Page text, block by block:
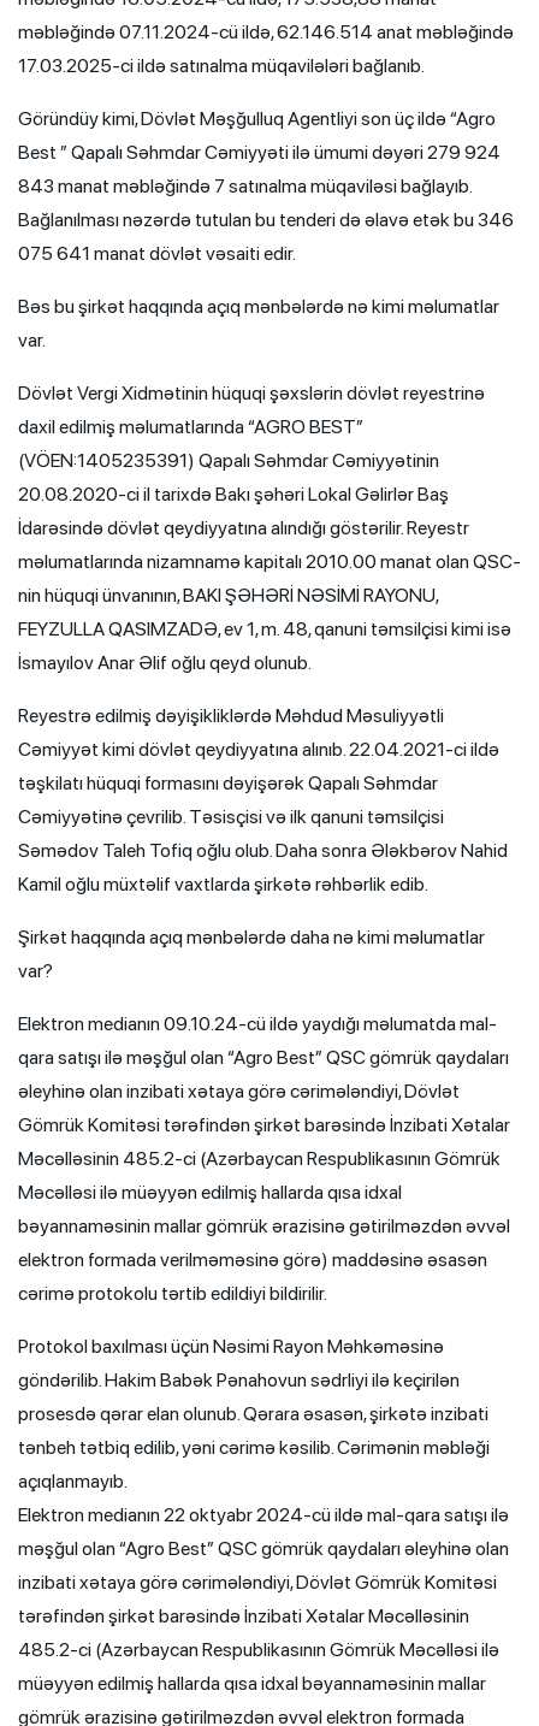
məbləğində 07.11.2024-cü ildə, 62.146.514 anat məbləğində
17.03.2025-ci ildə satınalma müqavilələri bağlanıb.
Göründüy kimi, Dövlət Məşğulluq Agentliyi son üç ildə “Agro
Best ” Qapalı Səhmdar Cəmiyyəti ilə ümumi dəyəri 279 924
843 manat məbləğində 7 satınalma müqaviləsi bağlayıb.
Bağlanılması nəzərdə tutulan bu tenderi də əlavə etək bu 346
075 641 manat dövlət vəsaiti edir.
Bəs bu şirkət haqqında açıq mənbələrdə nə kimi məlumatlar
var.
Dövlət Vergi Xidmətinin hüquqi şəxslərin dövlət reyestrinə
daxil edilmiş məlumatlarında “AGRO BEST”
(VÖEN:1405235391) Qapalı Səhmdar Cəmiyyətinin
20.08.2020-ci il tarixdə Bakı şəhəri Lokal Gəlirlər Baş
İdarəsində dövlət qeydiyyatına alındığı göstərilir. Reyestr
məlumatlarında nizamnamə kapitalı 2010.00 manat olan QSC-
nin hüquqi ünvanının, BAKI ŞƏHƏRİ NƏSİMİ RAYONU,
FEYZULLA QASIMZADƏ, ev 1, m. 48, qanuni təmsilçisi kimi isə
İsmayılov Anar Əlif oğlu qeyd olunub.
Reyestrə edilmiş dəyişikliklərdə Məhdud Məsuliyyətli
Cəmiyyət kimi dövlət qeydiyyatına alınıb. 22.04.2021-ci ildə
təşkilatı hüquqi formasını dəyişərək Qapalı Səhmdar
Cəmiyyətinə çevrilib. Təsisçisi və ilk qanuni təmsilçisi
Səmədov Taleh Tofiq oğlu olub. Daha sonra Ələkbərov Nahid
Kamil oğlu müxtəlif vaxtlarda şirkətə rəhbərlik edib.
Şirkət haqqında açıq mənbələrdə daha nə kimi məlumatlar
var?
Elektron medianın 09.10.24-cü ildə yaydığı məlumatda mal-
qara satışı ilə məşğul olan “Agro Best” QSC gömrük qaydaları
əleyhinə olan inzibati xətaya görə cərimələndiyi, Dövlət
Gömrük Komitəsi tərəfindən şirkət barəsində İnzibati Xətalar
Məcəlləsinin 485.2-ci (Azərbaycan Respublikasının Gömrük
Məcəlləsi ilə müəyyən edilmiş hallarda qısa idxal
bəyannaməsinin mallar gömrük ərazisinə gətirilməzdən əvvəl
elektron formada verilməməsinə görə) maddəsinə əsasən
cərimə protokolu tərtib edildiyi bildirilir.
Protokol baxılması üçün Nəsimi Rayon Məhkəməsinə
göndərilib. Hakim Babək Pənahovun sədrliyi ilə keçirilən
prosesdə qərar elan olunub. Qərara əsasən, şirkətə inzibati
tənbeh tətbiq edilib, yəni cərimə kəsilib. Cərimənin məbləği
açıqlanmayıb.
Elektron medianın 22 oktyabr 2024-cü ildə mal-qara satışı ilə
məşğul olan “Agro Best” QSC gömrük qaydaları əleyhinə olan
inzibati xətaya görə cərimələndiyi, Dövlət Gömrük Komitəsi
tərəfindən şirkət barəsində İnzibati Xətalar Məcəlləsinin
485.2-ci (Azərbaycan Respublikasının Gömrük Məcəlləsi ilə
müəyyən edilmiş hallarda qısa idxal bəyannaməsinin mallar
gömrük ərazisinə gətirilməzdən əvvəl elektron formada